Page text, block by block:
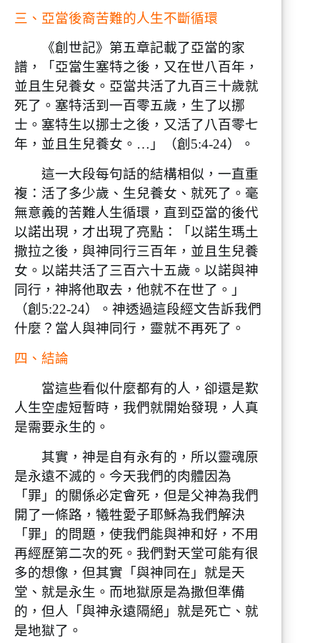
三、亞當後裔苦難的人生不斷循環
《創世記》第五章記載了亞當的家
譜，「亞當生塞特之後，又在世八百年，
並且生兒養女。亞當共活了九百三十歲就
死了。塞特活到一百零五歲，生了以挪
士。塞特生以挪士之後，又活了八百零七
年，並且生兒養女。…」（創5:4-24）。
這一大段每句話的結構相似，一直重
複：活了多少歲、生兒養女、就死了。毫
無意義的苦難人生循環，直到亞當的後代
以諾出現，才出現了亮點：「以諾生瑪土
撒拉之後，與神同行三百年，並且生兒養
女。以諾共活了三百六十五歲。以諾與神
同行，神將他取去，他就不在世了。」
（創5:22-24）。神透過這段經文告訴我們
什麼？當人與神同行，靈就不再死了。
四、結論
當這些看似什麼都有的人，卻還是歎
人生空虛短暫時，我們就開始發現，人真
是需要永生的。
其實，神是自有永有的，所以靈魂原
是永遠不滅的。今天我們的肉體因為
「罪」的關係必定會死，但是父神為我們
開了一條路，犧牲愛子耶穌為我們解決
「罪」的問題，使我們能與神和好，不用
再經歷第二次的死。我們對天堂可能有很
多的想像，但其實「與神同在」就是天
堂、就是永生。而地獄原是為撒但準備
的，但人「與神永遠隔絕」就是死亡、就
是地獄了。